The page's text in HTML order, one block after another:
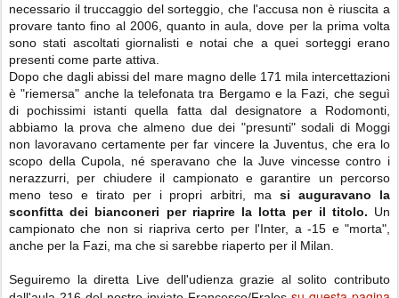
necessario il truccaggio del sorteggio, che l'accusa non è riuscita a
provare tanto fino al 2006, quanto in aula, dove per la prima volta
sono stati ascoltati giornalisti e notai che a quei sorteggi erano
presenti come parte attiva.
Dopo che dagli abissi del mare magno delle 171 mila intercettazioni
è "riemersa" anche la telefonata tra Bergamo e la Fazi, che seguì
di pochissimi istanti quella fatta dal designatore a Rodomonti,
abbiamo la prova che almeno due dei "presunti" sodali di Moggi
non lavoravano certamente per far vincere la Juventus, che era lo
scopo della Cupola, né speravano che la Juve vincesse contro i
nerazzurri, per chiudere il campionato e garantire un percorso
meno teso e tirato per i propri arbitri, masi auguravano la
sconfitta dei bianconeri per riaprire la lotta per il titolo. Un
campionato che non si riapriva certo per l'Inter, a -15 e "morta",
anche per la Fazi, ma che si sarebbe riaperto per il Milan.
Seguiremo la diretta Live dell'udienza grazie al solito contributo